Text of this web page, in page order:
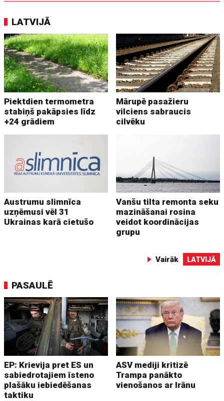
LATVIJĀ
Piektdien termometra
stabiņš pakāpsies līdz
+24 grādiem
Mārupē pasažieru
vilciens sabraucis
cilvēku
Austrumu slimnīca
uzņēmusi vēl 31
Ukrainas karā cietušo
Vanšu tilta remonta seku
mazināšanai rosina
veidot koordinācijas
grupu
Vairāk LATVIJĀ
PASAULĒ
EP: Krievija pret ES un
sabiedrotajiem īsteno
plašāku iebiedēšanas
taktiku
ASV mediji kritizē
Trampa panākto
vienošanos ar Irānu